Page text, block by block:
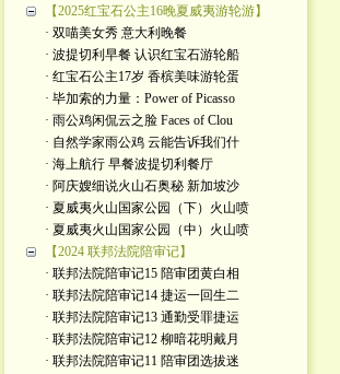
【2025红宝石公主16晚夏威夷游轮游】
· 双喵美女秀 意大利晚餐
· 波提切利早餐 认识红宝石游轮船
· 红宝石公主17岁 香槟美味游轮蛋
· 毕加索的力量：Power of Picasso
· 雨公鸡闲侃云之脸 Faces of Clou
· 自然学家雨公鸡 云能告诉我们什
· 海上航行 早餐波提切利餐厅
· 阿庆嫂细说火山石奥秘 新加坡沙
· 夏威夷火山国家公园（下）火山喷
· 夏威夷火山国家公园（中）火山喷
【2024 联邦法院陪审记】
· 联邦法院陪审记15 陪审团黄白相
· 联邦法院陪审记14 捷运一回生二
· 联邦法院陪审记13 通勤受罪捷运
· 联邦法院陪审记12 柳暗花明戴月
· 联邦法院陪审记11 陪审团选拔迷